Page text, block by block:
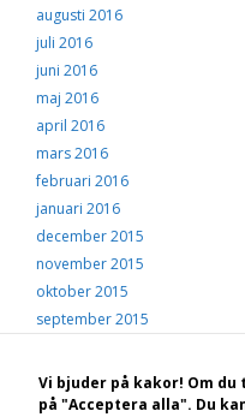
augusti 2016
juli 2016
juni 2016
maj 2016
april 2016
mars 2016
februari 2016
januari 2016
december 2015
november 2015
oktober 2015
september 2015
juli 2015
juni 2015
Vi bjuder på kakor! Om
på "Acceptera alla". Du